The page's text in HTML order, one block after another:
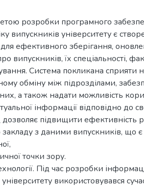
розробки програмного
випускників університету є
ефективного зберігання,
випускників, їх спеціальності,
Система покликана сприяти
обміну між підрозділами,
а також надати можливість
інформації відповідно до
дозволяє підвищити ефективність
закладу з даними випускників, що
точки зору.
Під час розробки
використовувався